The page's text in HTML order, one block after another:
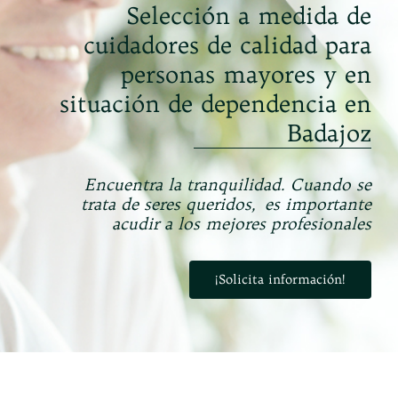
Selección a medida de
cuidadores de calidad para
personasmayores y en
situación de dependencia en
Badajoz
Encuentra la tranquilidad. Cuando se
trata de seres queridos, es importante
acudir a los mejores profesionales
¡Solicita información!